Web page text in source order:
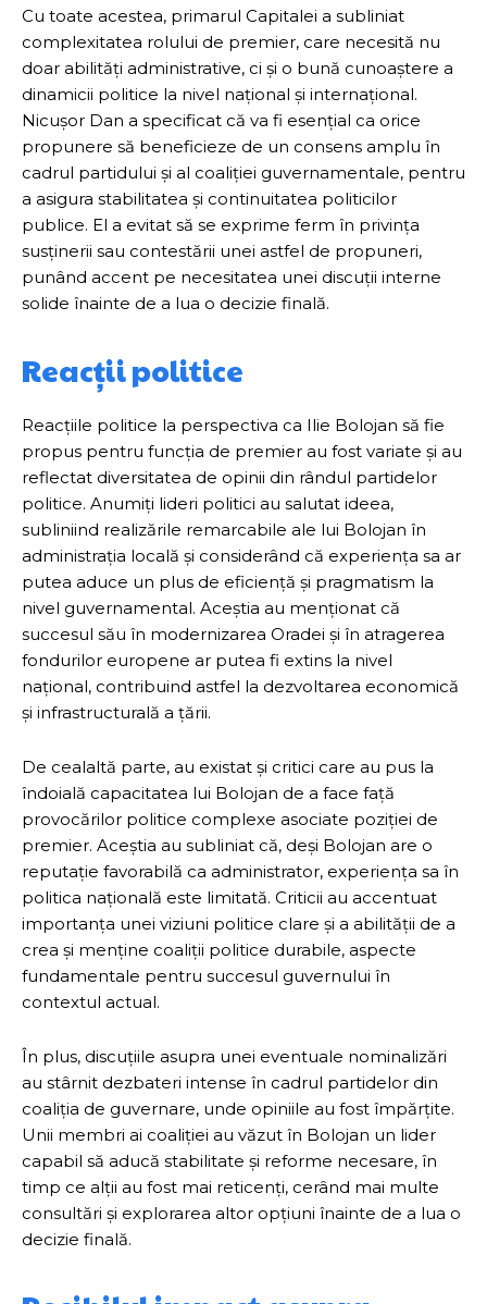
Cu toate acestea, primarul Capitalei a subliniat
complexitatea rolului de premier, care necesită nu
doar abilități administrative, ci și o bună cunoaștere a
dinamicii politice la nivel național și internațional.
Nicușor Dan a specificat că va fi esențial ca orice
propunere să beneficieze de un consens amplu în
cadrul partidului și al coaliției guvernamentale, pentru
a asigura stabilitatea și continuitatea politicilor
publice. El a evitat să se exprime ferm în privința
susținerii sau contestării unei astfel de propuneri,
punând accent pe necesitatea unei discuții interne
solide înainte de a lua o decizie finală.
Reacții politice
Reacțiile politice la perspectiva ca Ilie Bolojan să fie
propus pentru funcția de premier au fost variate și au
reflectat diversitatea de opinii din rândul partidelor
politice. Anumiți lideri politici au salutat ideea,
subliniind realizările remarcabile ale lui Bolojan în
administrația locală și considerând că experiența sa ar
putea aduce un plus de eficiență și pragmatism la
nivel guvernamental. Aceștia au menționat că
succesul său în modernizarea Oradei și în atragerea
fondurilor europene ar putea fi extins la nivel
național, contribuind astfel la dezvoltarea economică
și infrastructurală a țării.
De cealaltă parte, au existat și critici care au pus la
îndoială capacitatea lui Bolojan de a face față
provocărilor politice complexe asociate poziției de
premier. Aceștia au subliniat că, deși Bolojan are o
reputație favorabilă ca administrator, experiența sa în
politica națională este limitată. Criticii au accentuat
importanța unei viziuni politice clare și a abilității de a
crea și menține coaliții politice durabile, aspecte
fundamentale pentru succesul guvernului în
contextul actual.
În plus, discuțiile asupra unei eventuale nominalizări
au stârnit dezbateri intense în cadrul partidelor din
coaliția de guvernare, unde opiniile au fost împărțite.
Unii membri ai coaliției au văzut în Bolojan un lider
capabil să aducă stabilitate și reforme necesare, în
timp ce alții au fost mai reticenți, cerând mai multe
consultări și explorarea altor opțiuni înainte de a lua o
decizie finală.